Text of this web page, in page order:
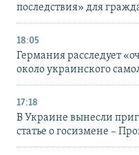
последствия» для
18:05
Германия расследует
около украинского
17:18
В Украине вынесли
статье о госизмене –